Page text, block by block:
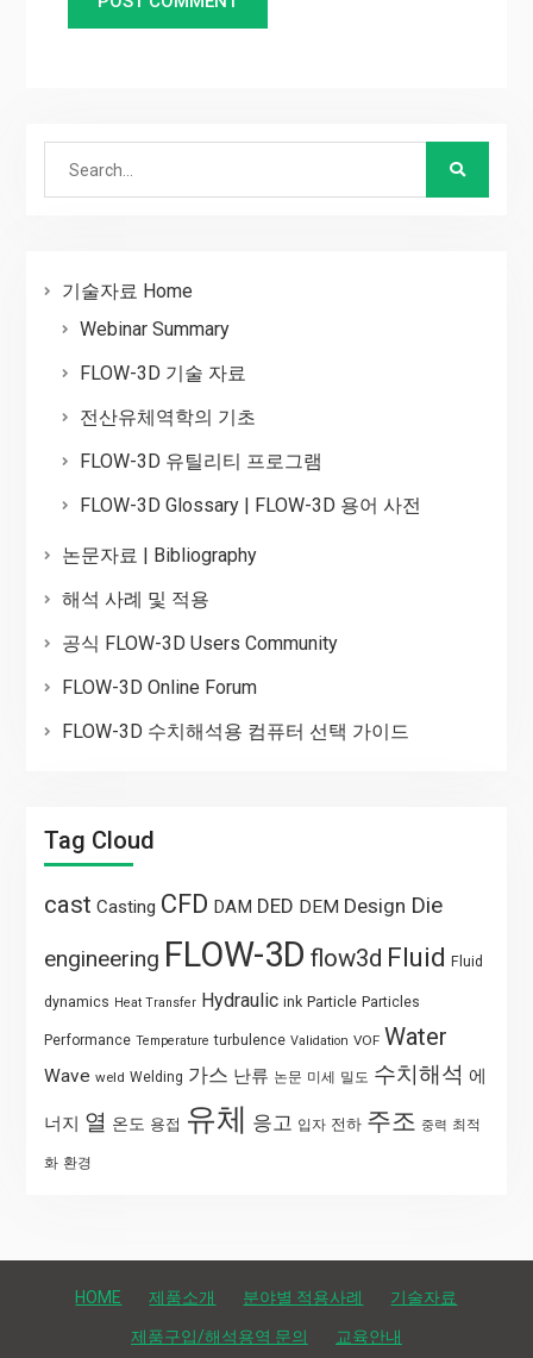
기술자료 Home
Webinar Summary
FLOW-3D 기술 자료
전산유체역학의 기초
FLOW-3D 유틸리티 프로그램
FLOW-3D Glossary | FLOW-3D 용어 사전
논문자료 | Bibliography
해석 사례 및 적용
공식 FLOW-3D Users Community
FLOW-3D Online Forum
FLOW-3D 수치해석용 컴퓨터 선택 가이드
Tag Cloud
cast Casting CFD DAM DED DEM Design Die
engineering FLOW-3D flow3d Fluid Fluid
dynamics Heat Transfer Hydraulic ink Particle Particles
Performance Temperature turbulence Validation VOF Water
Wave weld Welding 가스 난류 논문 미세 밀도 수치해석 에
너지 열 온도 용접 유체 응고 입자 전하 주조 중력 최적
화 환경
HOME 제품소개 분야별 적용사례 기술자료
제품구입/해석용역 문의 교육안내